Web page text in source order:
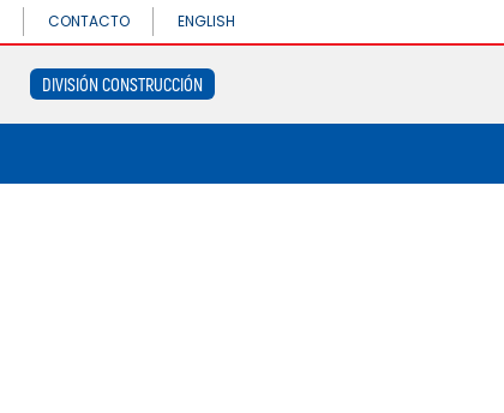
CONSTRUCCIÓN
CONTACTO ENGLISH
DIVISIÓN CONSTRUCCIÓN
CONSTRUCCIÓN